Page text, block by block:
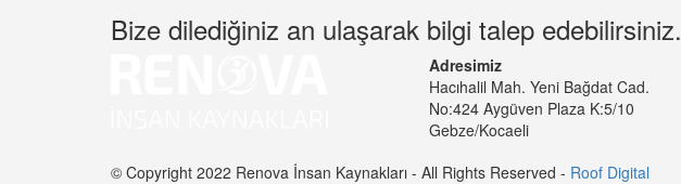
Bize dilediğiniz an ulaşarak bilgi talep edebilirsiniz.
Adresimiz
Hacıhalil Mah. Yeni Bağdat Cad.
No:424 Aygüven Plaza K:5/10
Gebze/Kocaeli
© Copyright 2022 Renova İnsan Kaynakları - All Rights Reserved - Roof Digital